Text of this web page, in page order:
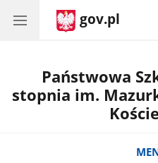
gov.pl
Państwowa
stopnia im.